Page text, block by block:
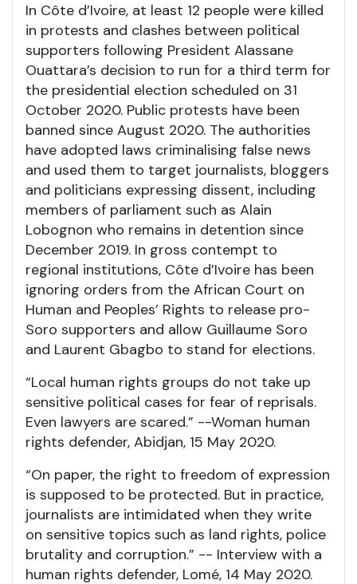
In Côte d’Ivoire, at least 12 people were killed
in protests and clashes between political
supporters following President Alassane
Ouattara’s decision to run for a third term for
the presidential election scheduled on 31
October 2020. Public protests have been
banned since August 2020. The authorities
have adopted laws criminalising false news
and used them to target journalists, bloggers
and politicians expressing dissent, including
members of parliament such as Alain
Lobognon who remains in detention since
December 2019. In gross contempt to
regional institutions, Côte d’Ivoire has been
ignoring orders from the African Court on
Human and Peoples’ Rights to release pro-
Soro supporters and allow Guillaume Soro
and Laurent Gbagbo to stand for elections.
“Local human rights groups do not take up
sensitive political cases for fear of reprisals.
Even lawyers are scared.” --Woman human
rights defender, Abidjan, 15 May 2020.
“On paper, the right to freedom of expression
is supposed to be protected. But in practice,
journalists are intimidated when they write
on sensitive topics such as land rights, police
brutality and corruption.” -- Interview with a
human rights defender, Lomé, 14 May 2020.